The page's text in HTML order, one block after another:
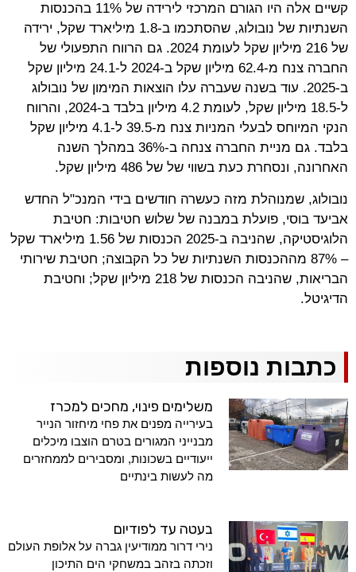
קשיים אלה היו הגורם המרכזי לירידה של 11% בהכנסות
השנתיות של נובולוג, שהסתכמו ב-1.8 מיליארד שקל, ירידה
של 216 מיליון שקל לעומת 2024. גם הרווח התפעולי של
החברה צנח מ-62.4 מיליון שקל ב-2024 ל-24.1 מיליון שקל
ב-2025. עוד בשנה שעברה עלו הוצאות המימון של נובולוג
ל-18.5 מיליון שקל, לעומת 4.2 מיליון בלבד ב-2024, והרווח
הנקי המיוחס לבעלי המניות צנח מ-39.5 ל-4.1 מיליון שקל
בלבד. גם מניית החברה צנחה ב-36% במהלך השנה
האחרונה, ונסחרת כעת בשווי של של 486 מיליון שקל.
נובולוג, שמנוהלת מזה כעשרה חודשים בידי המנכ"ל החדש
אביעד בוסי, פועלת במבנה של שלוש חטיבות: חטיבת
הלוגיסטיקה, שהניבה ב-2025 הכנסות של 1.56 מיליארד שקל
– 87% מההכנסות השנתיות של כל הקבוצה; חטיבת שירותי
הבריאות, שהניבה הכנסות של 218 מיליון שקל; וחטיבת
הדיגיטל.
כתבות נוספות
משלימים פינוי, מחכים למכרז
בעירייה מפנים את פחי מיחזור הנייר
מבנייני המגורים בטרם הוצבו מיכלים
ייעודיים בשכונות, ומסבירים לממחזרים
מה לעשות בינתיים
בעטה עד לפודיום
נירי דרור ממודיעין גברה על אלופת העולם
וזכתה בזהב במשחקי הים התיכון